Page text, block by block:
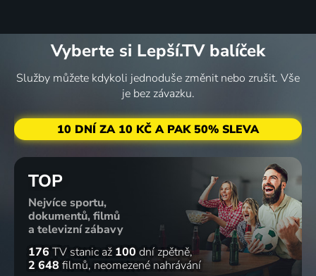
Vyberte si Lepší.TV balíček
Služby můžete kdykoli jednoduše změnit nebo zrušit. Vše
je bez závazku.
10 DNÍ ZA 10 KČ A PAK 50% SLEVA
TOP
Nejvíce sportu,
dokumentů, filmů
a televizní zábavy
176 TV stanic až 100 dní zpětně
2 648 filmů neomezené nahrávání